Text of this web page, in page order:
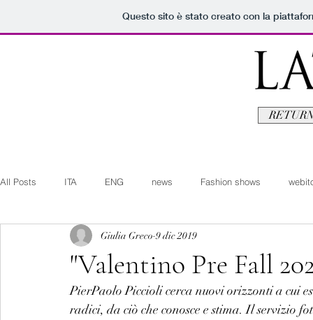
Questo sito è stato creato con la
All Posts ITA ENG news Fashion shows
Art+Culture Beauty latestman
Arte+Cultura Editoriali Webitorials Video
"Valentino Pre Fall
Giulia Greco 9 dic 2019
PierPaolo Piccioli cerca nuovi orizzonti a cui
radici, da ciò che conosce e stima. Il servizio